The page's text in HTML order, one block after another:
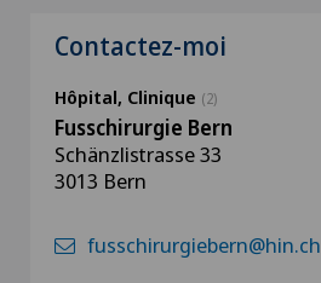
Contactez-moi
Hôpital, Clinique (2)
Fusschirurgie Bern
Schänzlistrasse 33
3013 Bern
fusschirurgiebern@hin.ch